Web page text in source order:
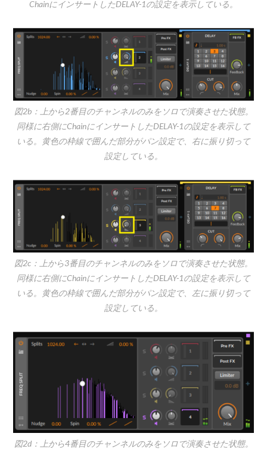
ChainにインサートしたDELAY-1の設定を表示している。
図2b：上から2番目のチャンネルのみをソロで演奏させた状態。
同様に右側にChainにインサートしたDELAY-1の設定を表示して
いる。黄色の枠線で囲んだ部分がパン設定で、右に振り切って
設定している。
図2c：上から3番目のチャンネルのみをソロで演奏させた状態。
同様に右側にChainにインサートしたDELAY-1の設定を表示して
いる。黄色の枠線で囲んだ部分がパン設定で、左に振り切って
設定している。
図2d：上から4番目のチャンネルのみをソロで演奏させた状態。